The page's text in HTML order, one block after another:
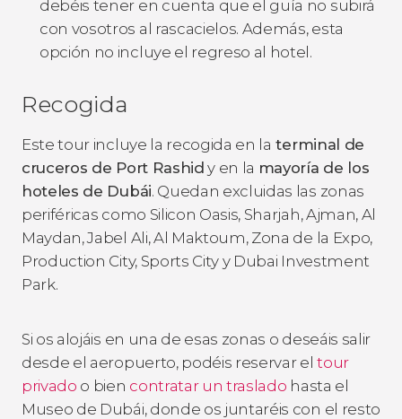
debéis tener en cuenta que el guía no subirá
con vosotros al rascacielos. Además, esta
opción no incluye el regreso al hotel.
Recogida
Este tour incluye la recogida en la terminal de
cruceros de Port Rashid y en la mayoría de los
hoteles de Dubái. Quedan excluidas las zonas
periféricas como Silicon Oasis, Sharjah, Ajman, Al
Maydan, Jabel Ali, Al Maktoum, Zona de la Expo,
Production City, Sports City y Dubai Investment
Park.
Si os alojáis en una de esas zonas o deseáis salir
desde el aeropuerto, podéis reservar eltour
privado o bien contratar un traslado hasta el
Museo de Dubái, donde os juntaréis con el resto